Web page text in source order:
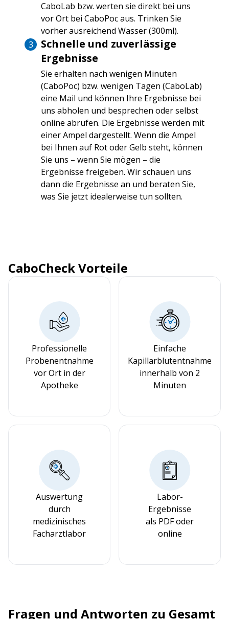
CaboLab bzw. werten sie direkt bei uns
vor Ort bei CaboPoc aus. Trinken Sie
vorher ausreichend Wasser (300ml).
Schnelle und zuverlässige
Ergebnisse
Sie erhalten nach wenigen Minuten
(CaboPoc) bzw. wenigen Tagen (CaboLab)
eine Mail und können Ihre Ergebnisse bei
uns abholen und besprechen oder selbst
online abrufen. Die Ergebnisse werden mit
einer Ampel dargestellt. Wenn die Ampel
bei Ihnen auf Rot oder Gelb steht, können
Sie uns – wenn Sie mögen – die
Ergebnisse freigeben. Wir schauen uns
dann die Ergebnisse an und beraten Sie,
was Sie jetzt idealerweise tun sollten.
CaboCheck Vorteile
Professionelle
Probenentnahme
vor Ort in der
Apotheke
Einfache
Kapillarblutentnahme
innerhalb von 2
Minuten
Auswertung
durch
medizinisches
Facharztlabor
Labor-
Ergebnisse
als PDF oder
online
Fragen und Antworten zu Gesamt